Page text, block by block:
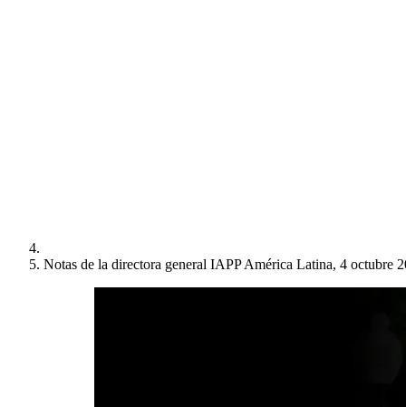
Notas de la directora general IAPP América Latina, 4 octubre